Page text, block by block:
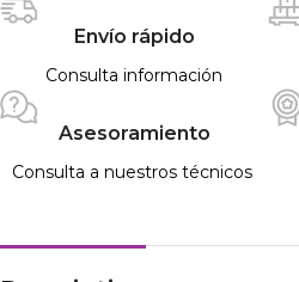
Envío rápido
Consulta información
Asesoramiento
Consulta a nuestros técnicos